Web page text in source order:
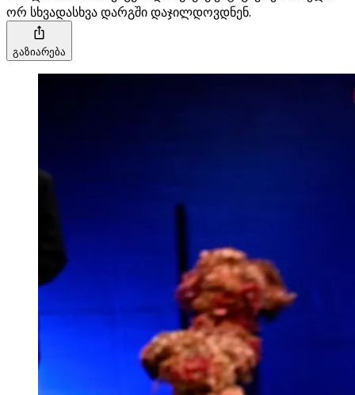
ორ სხვადასხვა დარგში დაჯილდოვდნენ.
გაზიარება